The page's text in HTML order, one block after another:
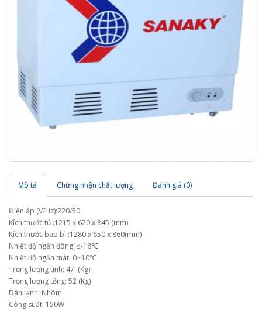
Mô tả Chứng nhận chất lượng Đánh giá (0)
Điện áp (V/Hz):220/50
Kích thước tủ :1215 x 620 x 845 (mm)
Kích thước bao bì :1280 x 650 x 860(mm)
Nhiệt độ ngăn đông: ≤-18℃
Nhiệt độ ngăn mát: 0~10℃
Trọng lượng tịnh: 47 (Kg)
Trọng lượng tổng: 52 (Kg)
Dàn lạnh: Nhôm
Công suất: 150W